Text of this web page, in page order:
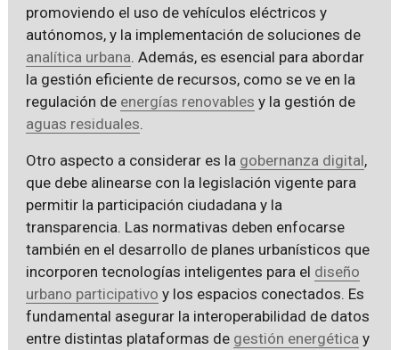
promoviendo el uso de vehículos eléctricos y
autónomos, y la implementación de soluciones de
analítica urbana. Además, es esencial para abordar
la gestión eficiente de recursos, como se ve en la
regulación de energías renovables y la gestión de
aguas residuales.
Otro aspecto a considerar es la gobernanza digital,
que debe alinearse con la legislación vigente para
permitir la participación ciudadana y la
transparencia. Las normativas deben enfocarse
también en el desarrollo de planes urbanísticos que
incorporen tecnologías inteligentes para el diseño
urbano participativo y los espacios conectados. Es
fundamental asegurar la interoperabilidad de datos
entre distintas plataformas de gestión energética y